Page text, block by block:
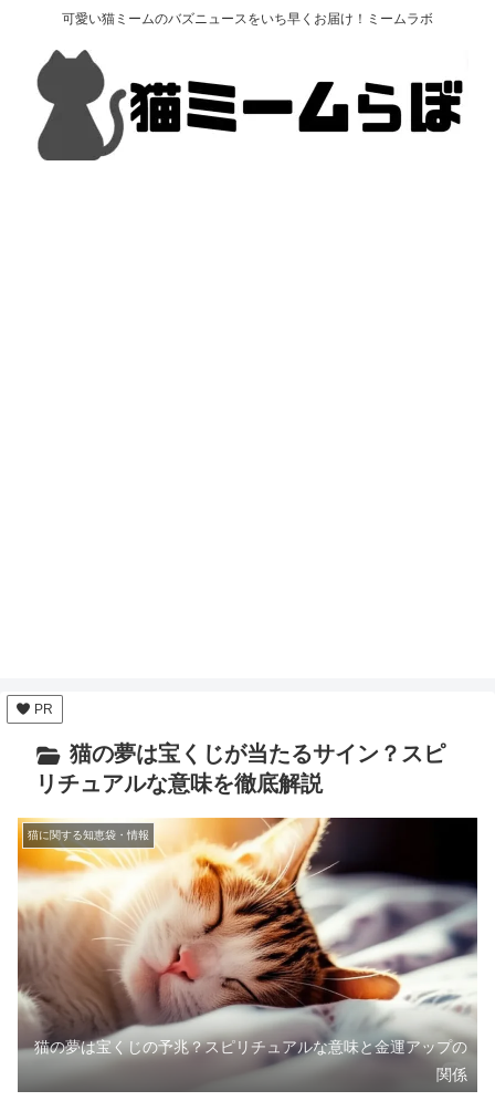
可愛い猫ミームのバズニュースをいち早くお届け！ミームラボ
PR
猫の夢は宝くじが当たるサイン？スピ
リチュアルな意味を徹底解説
猫に関する知恵袋・情報
猫の夢は宝くじの予兆？スピリチュアルな意味と金運アップの
関係